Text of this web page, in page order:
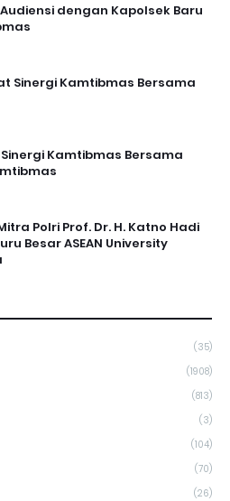
dengan Kapolsek Baru
Sinergi Kamtibmas Bersama
Kamtibmas Bersama
Polri Prof. Dr. H. Katno Hadi
Besar ASEAN University
(35)
(1908)
(813)
(3)
(104)
(70)
(26)